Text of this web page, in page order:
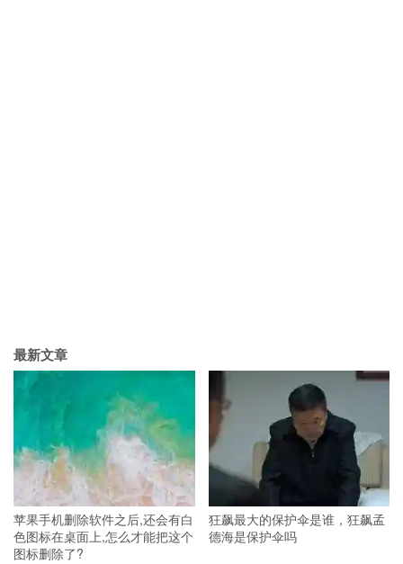
最新文章
苹果手机删除软件之后,还会有白
色图标在桌面上,怎么才能把这个
图标删除了?
狂飙最大的保护伞是谁，狂飙孟
德海是保护伞吗